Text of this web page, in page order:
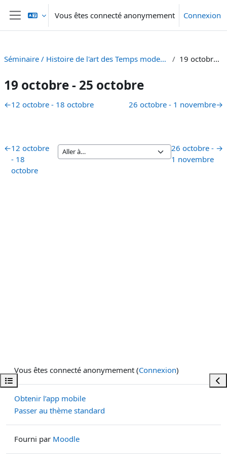
Passer au contenu principal
Panneau latéral
Vous êtes connecté anonymement Connexion
Ouvrir l’index du cours
Séminaire / Histoire de l'art des Temps modernes : Au contact de l'oeuvre III [SA 23] 19 octobre - 25 octobre
19 octobre - 25 octobre
Résumé de section
←12 octobre - 18 octobre 26 octobre - 1 novembre→
←12 octobre
- 18
octobre
26 octobre -
1 novembre
→
Vous êtes connecté anonymement (Connexion)
Obtenir l’app mobile
Passer au thème standard
Fourni par Moodle